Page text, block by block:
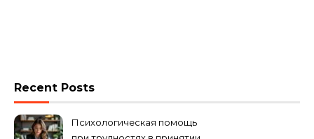
Recent Posts
Психологическая помощь